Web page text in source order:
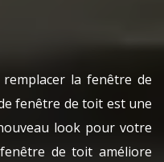
la fenêtre de
fenêtre de toit est une
look pour votre
de toit améliore